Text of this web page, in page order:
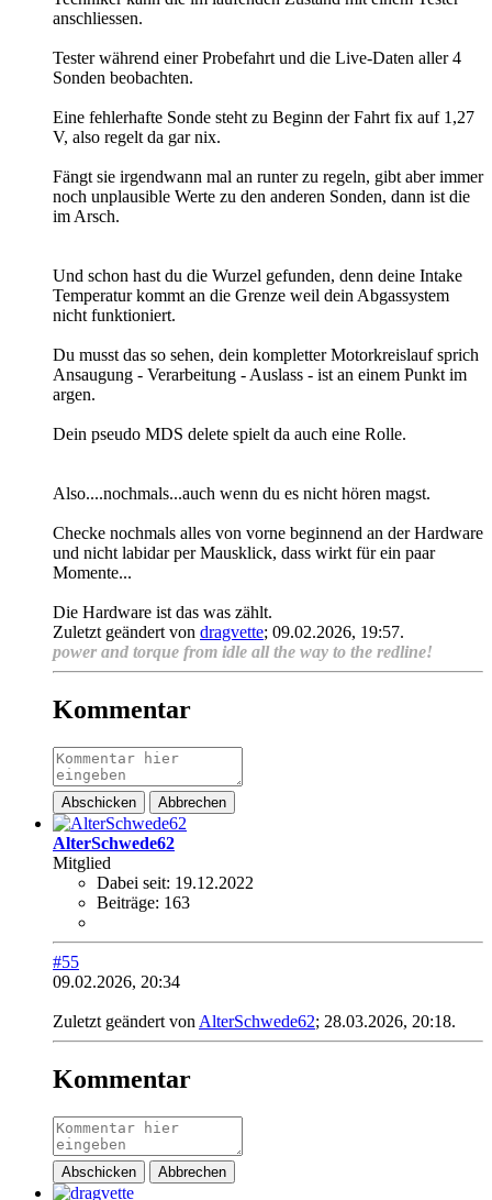
anschliessen.
Tester während einer Probefahrt und die Live-Daten aller 4
Sonden beobachten.
Eine fehlerhafte Sonde steht zu Beginn der Fahrt fix auf 1,27
V, also regelt da gar nix.
Fängt sie irgendwann mal an runter zu regeln, gibt aber immer
noch unplausible Werte zu den anderen Sonden, dann ist die
im Arsch.
Und schon hast du die Wurzel gefunden, denn deine Intake
Temperatur kommt an die Grenze weil dein Abgassystem
nicht funktioniert.
Du musst das so sehen, dein kompletter Motorkreislauf sprich
Ansaugung - Verarbeitung - Auslass - ist an einem Punkt im
argen.
Dein pseudo MDS delete spielt da auch eine Rolle.
Also....nochmals...auch wenn du es nicht hören magst.
Checke nochmals alles von vorne beginnend an der Hardware
und nicht labidar per Mausklick, dass wirkt für ein paar
Momente...
Die Hardware ist das was zählt.
Zuletzt geändert von dragvette; 09.02.2026, 19:57.
power and torque from idle all the way to the redline!
Kommentar
Abschicken Abbrechen
AlterSchwede62
Mitglied
Dabei seit: 19.12.2022
Beiträge: 163
#55
09.02.2026, 20:34
Zuletzt geändert von AlterSchwede62; 28.03.2026, 20:18.
Kommentar
Abschicken Abbrechen